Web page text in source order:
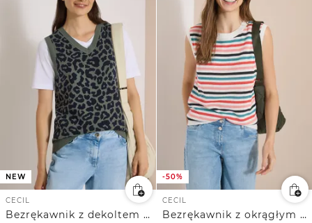
NEW
CECIL
Bezrękawnik z dekoltem w szpic i wzorem w panterkę
-50%
CECIL
Bezrękawnik z okrągłym dekoltem i w paski